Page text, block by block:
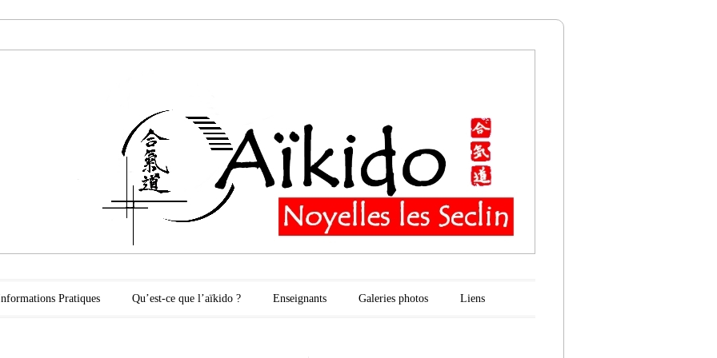
Pratiques Qu’est-ce que l’aïkido ? Enseignants Galeries photos Liens